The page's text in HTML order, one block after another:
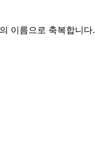
이름으로 축복합니다.